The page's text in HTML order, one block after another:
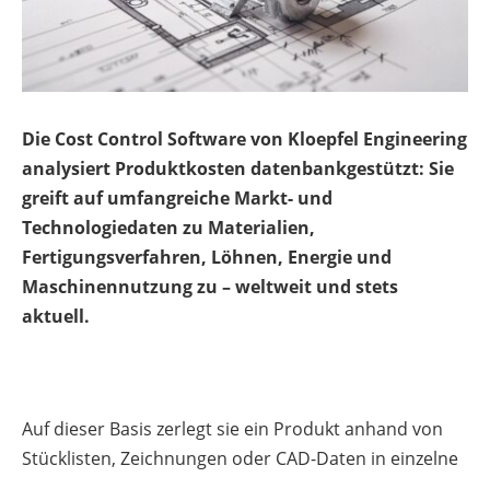
Die Cost Control Software von Kloepfel Engineering
analysiert Produktkosten datenbankgestützt: Sie
greift auf umfangreiche Markt- und
Technologiedaten zu Materialien,
Fertigungsverfahren, Löhnen, Energie und
Maschinennutzung zu – weltweit und stets
aktuell.
Auf dieser Basis zerlegt sie ein Produkt anhand von
Stücklisten, Zeichnungen oder CAD-Daten in einzelne